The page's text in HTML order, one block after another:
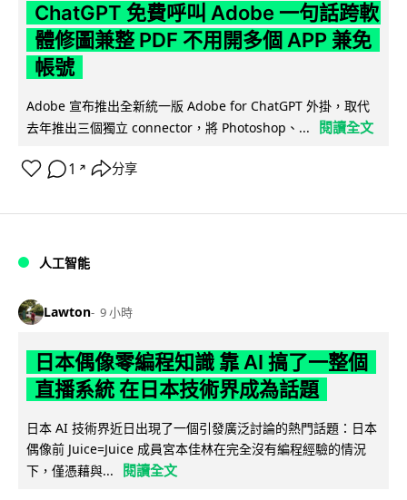
ChatGPT 免費呼叫 Adobe 一句話跨軟
體修圖兼整 PDF 不用開多個 APP 兼免
帳號
Adobe 宣布推出全新統一版 Adobe for ChatGPT 外掛，取代
去年推出三個獨立 connector，將 Photoshop、...
閱讀全文
1 ↗ 分享
人工智能
Lawton 9 小時
日本偶像零編程知識 靠 AI 搞了一整個
直播系統 在日本技術界成為話題
日本 AI 技術界近日出現了一個引發廣泛討論的熱門話題：日本
偶像前 Juice=Juice 成員宮本佳林在完全沒有編程經驗的情況
下，僅憑藉與...
閱讀全文